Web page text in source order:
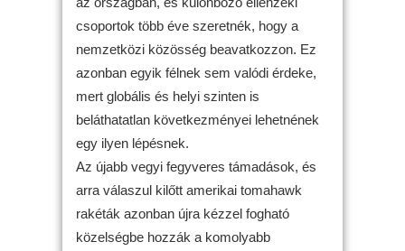
csoportok több éve szeretnék, hogy a
nemzetközi közösség beavatkozzon. Ez
azonban egyik félnek sem valódi érdeke,
mert globális és helyi szinten is
beláthatatlan következményei lehetnének
egy ilyen lépésnek.
Az újabb vegyi fegyveres támadások, és
arra válaszul kilőtt amerikai tomahawk
rakéták azonban újra kézzel fogható
közelségbe hozzák a komolyabb